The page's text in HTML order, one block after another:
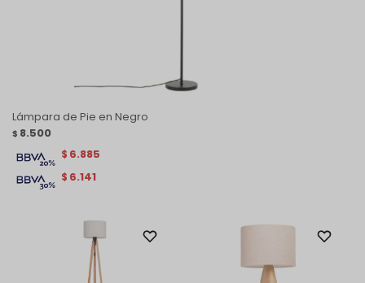
Lámpara de Pie en Negro
$ 8.500
$ 6.141
$ 6.885